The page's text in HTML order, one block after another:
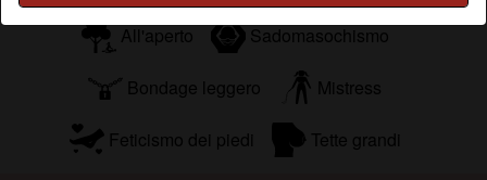
All'aperto Sadomasochismo
Bondage leggero Mistress
Feticismo dei piedi Tette grandi